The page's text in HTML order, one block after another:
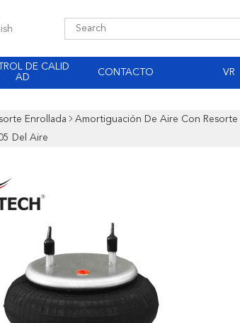
DE CALID
AD
CONTACTO VR
Enrollada
Amortiguación De Aire Con
Del Aire